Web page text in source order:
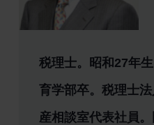
税理士。昭和27年
育学部卒。税理士
産相談室代表社員